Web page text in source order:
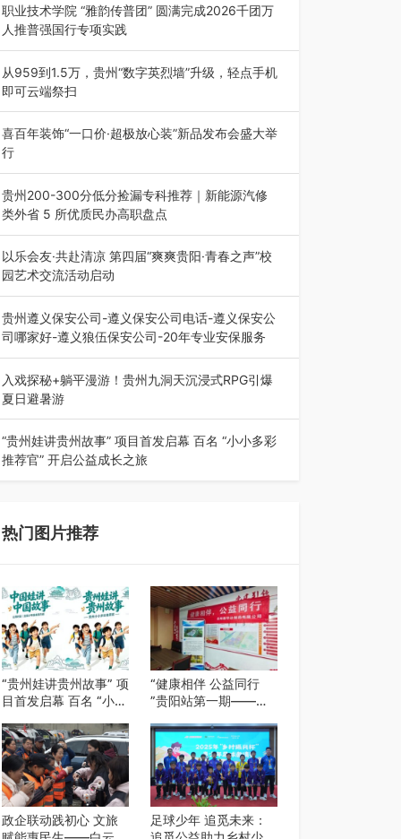
职业技术学院 “雅韵传普团” 圆满完成2026千团万
人推普强国行专项实践
为扎实推进2026“千团万人推普强国行”大学生暑
期社会实践，牢牢紧扣 “雅韵传普…
从959到1.5万，贵州“数字英烈墙”升级，轻点手机
即可云端祭扫
八一建军节到来之际，由贵州省退役军人事务厅指
导，贵阳市退役军人事务局联合贵州广电…
喜百年装饰“一口价·超极放心装”新品发布会盛大举
行
2026年7月31日，喜百年装饰“一口价·超极放心
装”新品发布会在贵阳隆重举行。…
贵州200-300分低分捡漏专科推荐｜新能源汽修
类外省 5 所优质民办高职盘点
在贵州省高考志愿填报体系中，200至300分数段
考生可选择的省内工科、新能源汽车…
以乐会友·共赴清凉 第四届“爽爽贵阳·青春之声”校
园艺术交流活动启动
七月的贵阳，清风送爽，第四届“爽爽贵阳·青春之
声”校园管弦乐（合唱）艺术交流活动…
贵州遵义保安公司-遵义保安公司电话-遵义保安公
司哪家好-遵义狼伍保安公司-20年专业安保服务
在遵义，不管是企业园区运营、小区物业管理、建
筑工地施工、商业商场经营，还是举办各…
入戏探秘+躺平漫游！贵州九洞天沉浸式RPG引爆
夏日避暑游
入伏后的贵州，清凉依旧。而在毕节深处的九洞天
景区，贵州首个水上喀斯特沉浸式RPG…
“贵州娃讲贵州故事” 项目首发启幕 百名 “小小多彩
推荐官” 开启公益成长之旅
热门图片推荐
“贵州娃讲贵州故事” 项
目首发启幕 百名 “小小
成长之旅
“健康相伴 公益同行
”贵阳站第一期——岳
健康公益科普活动
政企联动践初心 文旅
足球少年 追觅未来：